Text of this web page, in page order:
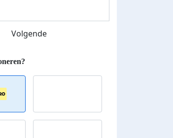
verhoogd
Volgende